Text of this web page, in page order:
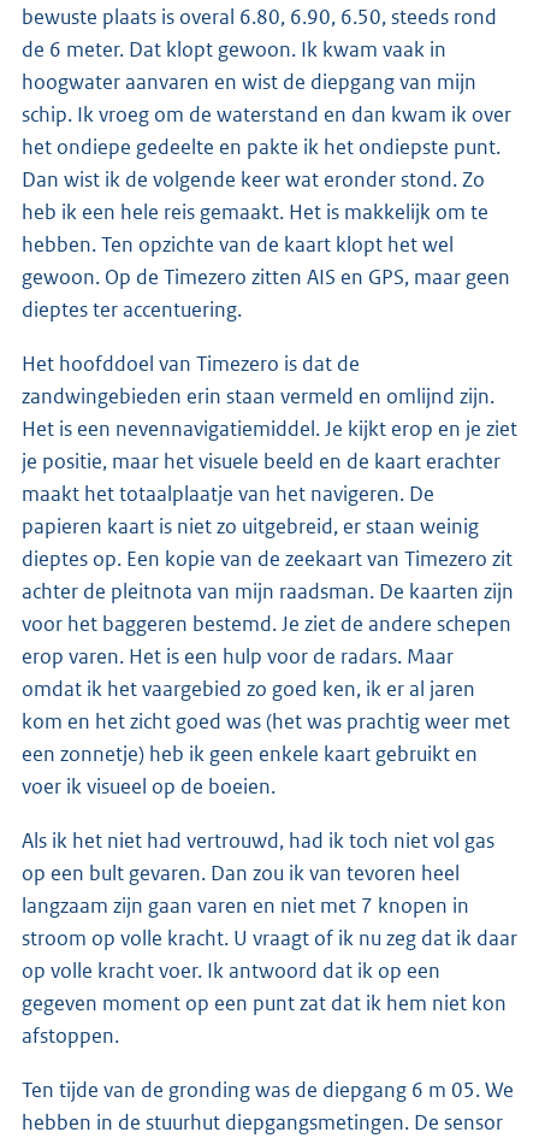
bewuste plaats is overal 6.80, 6.90, 6.50, steeds rond
de 6 meter. Dat klopt gewoon. Ik kwam vaak in
hoogwater aanvaren en wist de diepgang van mijn
schip. Ik vroeg om de waterstand en dan kwam ik over
het ondiepe gedeelte en pakte ik het ondiepste punt.
Dan wist ik de volgende keer wat eronder stond. Zo
heb ik een hele reis gemaakt. Het is makkelijk om te
hebben. Ten opzichte van de kaart klopt het wel
gewoon. Op de Timezero zitten AIS en GPS, maar geen
dieptes ter accentuering.
Het hoofddoel van Timezero is dat de
zandwingebieden erin staan vermeld en omlijnd zijn.
Het is een nevennavigatiemiddel. Je kijkt erop en je ziet
je positie, maar het visuele beeld en de kaart erachter
maakt het totaalplaatje van het navigeren. De
papieren kaart is niet zo uitgebreid, er staan weinig
dieptes op. Een kopie van de zeekaart van Timezero zit
achter de pleitnota van mijn raadsman. De kaarten zijn
voor het baggeren bestemd. Je ziet de andere schepen
erop varen. Het is een hulp voor de radars. Maar
omdat ik het vaargebied zo goed ken, ik er al jaren
kom en het zicht goed was (het was prachtig weer met
een zonnetje) heb ik geen enkele kaart gebruikt en
voer ik visueel op de boeien.
Als ik het niet had vertrouwd, had ik toch niet vol gas
op een bult gevaren. Dan zou ik van tevoren heel
langzaam zijn gaan varen en niet met 7 knopen in
stroom op volle kracht. U vraagt of ik nu zeg dat ik daar
op volle kracht voer. Ik antwoord dat ik op een
gegeven moment op een punt zat dat ik hem niet kon
afstoppen.
Ten tijde van de gronding was de diepgang 6 m 05. We
hebben in de stuurhut diepgangsmetingen. De sensor